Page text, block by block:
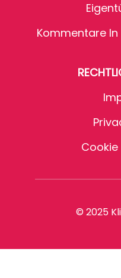
Kommentare In
© 2025